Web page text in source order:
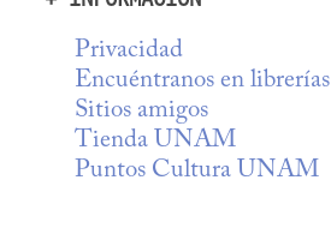
Privacidad
Encuéntranos en librerías
Sitios amigos
Tienda UNAM
Puntos Cultura UNAM